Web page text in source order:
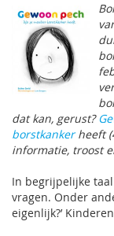
dat kan, gerust?
borstkanker heeft
informatie, troost
In begrijpelijke
vragen. Onder
eigenlijk?’